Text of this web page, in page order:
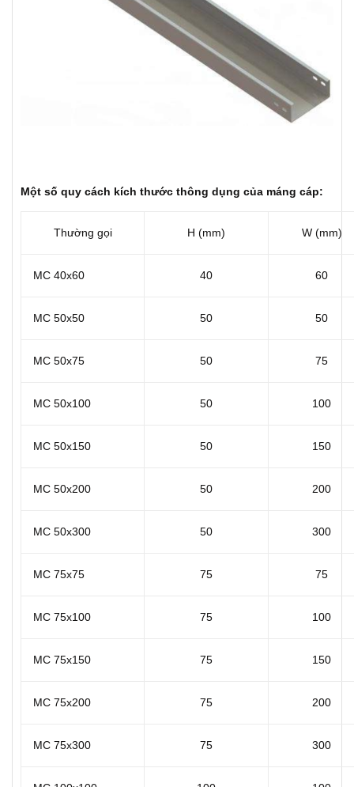
Một số quy cách kích thước thông dụng của máng cáp:
Thường gọi H (mm) W (mm)
MC 40x60 40 60
MC 50x50 50 50
MC 50x75 50 75
MC 50x100 50 100
MC 50x150 50 150
MC 50x200 50 200
MC 50x300 50 300
MC 75x75 75 75
MC 75x100 75 100
MC 75x150 75 150
MC 75x200 75 200
MC 75x300 75 300